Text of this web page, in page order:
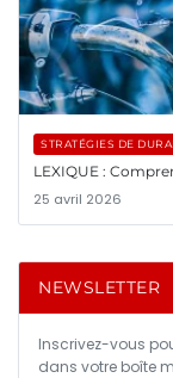
STRATÉGIES DE
LEXIQUE :
25 avril 2026
NEWSLETTER
Inscrivez-vous
dans votre boîte